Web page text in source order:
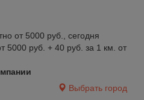
от 5000 руб., сегодня
5000 руб. + 40 руб. за 1 км. от
Выбрать город